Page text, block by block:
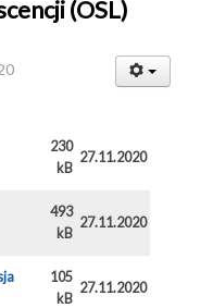
(OSL)
230
kB
27.11.2020
493
kB
27.11.2020
105
kB
27.11.2020